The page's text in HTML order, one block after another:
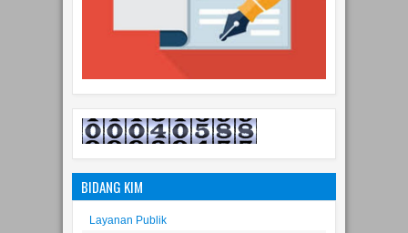
Layanan Publik
Kesehatan